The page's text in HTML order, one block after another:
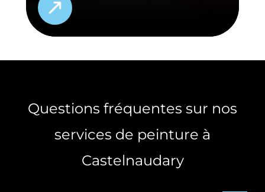
Questions fréquentes sur nos
services de peinture à
Castelnaudary